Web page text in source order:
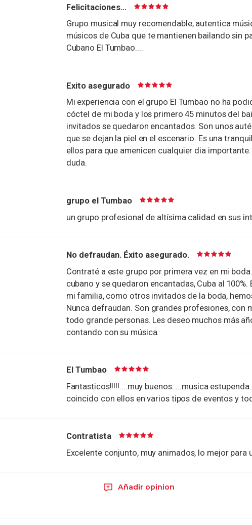
Felicitaciones...
Grupo musical muy recomendable, autentica
músicos de Cuba que te mantienen bailando sin
Cubano El Tumbao....
Exito asegurado
Mi experiencia con el grupo El Tumbao no ha
cóctel de mi boda y los primero 45 minutos del
invitados se quedaron encantados. Son unos
que se dejan la piel en el escenario. Es una
ellos para que amenicen cualquier dia
duda.
grupo el Tumbao
un grupo profesional de altísima calidad en sus
No defraudan. Éxito asegurado.
Contraté a este grupo por primera vez en mi
cubano y se quedaron encantadas, Cuba al
mi familia, como otros invitados de la boda,
Nunca defraudan. Son grandes profesiones, con
todo grande personas. Les deseo muchos más
contando con su música.
El Tumbao
Fantasticos!!!!!....muy buenos.....musica
coincido con ellos en varios tipos de eventos y
Contratista
Excelente conjunto, muy animados, lo mejor para
Añadir opinion